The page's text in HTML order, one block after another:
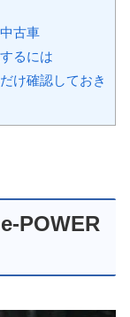
古車
るには
け確認しておき
POWER